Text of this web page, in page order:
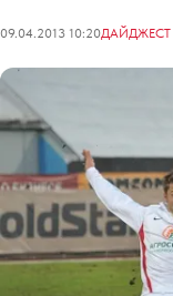
09.04.2013 10:20ДАЙДЖЕСТ